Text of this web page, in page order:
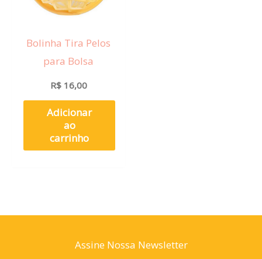
Bolinha Tira Pelos
para Bolsa
R$16,00
Adicionar
ao
carrinho
Assine Nossa Newsletter